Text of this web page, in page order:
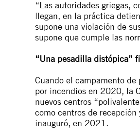
“Las autoridades griegas,
llegan, en la práctica
supone una violación de
supone que cumple las
“Una pesadilla distópica”
Cuando el campamento de
por incendios en 2020, la
nuevos centros
como centros de
inauguró, en 2021.